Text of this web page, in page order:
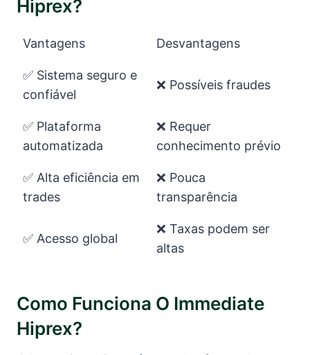
Hiprex?
Vantagens Desvantagens
✅ Sistema seguro e
confiável
❌ Possíveis fraudes
✅ Plataforma
automatizada
❌ Requer
conhecimento prévio
✅ Alta eficiência em
trades
️‍❌ Pouca
transparência
✅ Acesso global
❌ Taxas podem ser
altas
Como Funciona O Immediate
Hiprex?